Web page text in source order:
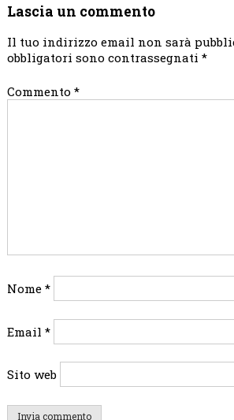
Lascia un commento
Il tuo indirizzo email non sarà
obbligatori sono contrassegnati *
Commento *
Nome *
Email *
Sito web